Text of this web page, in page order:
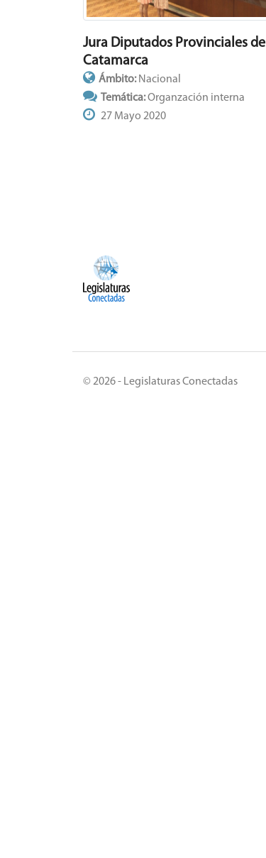
Jura Diputados Provinciales de
Catamarca
Ámbito: Nacional
Temática:Organzación interna
27 Mayo 2020
© 2026 - Legislaturas Conectadas